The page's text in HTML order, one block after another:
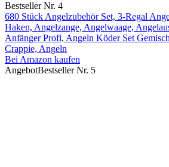
Bestseller Nr. 4
680 Stück Angelzubehör Set, 3-Regal
Haken, Angelzange, Angelwaage,
Anfänger Profi, Angeln Köder Set
Crappie, Angeln
Bei Amazon kaufen
AngebotBestseller Nr. 5